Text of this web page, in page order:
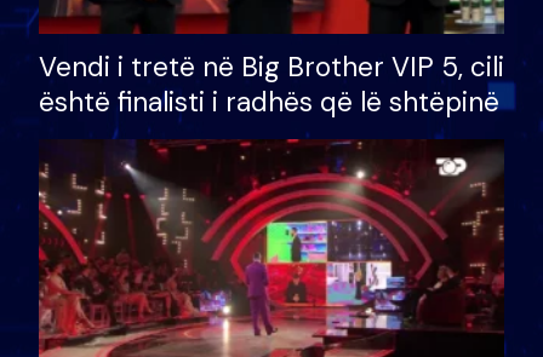
Vendi i tretë në Big Brother VIP 5, cili
është finalisti i radhës që lë shtëpinë